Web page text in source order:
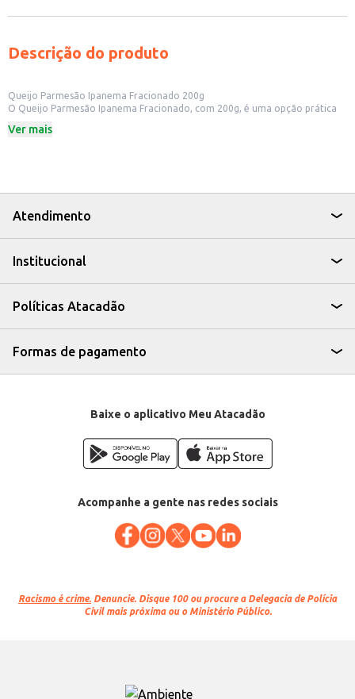
Descrição do produto
Queijo Parmesão Ipanema Fracionado 200g
O Queijo Parmesão Ipanema Fracionado, com 200g, é uma opção prática
para uso doméstico ou para estabelecimentos comerciais que buscam
Utilize em receitas como molhos, gratinados e tortas salgadas.
Uma adição saborosa para saladas e sanduíches.
Com o Queijo Parmesão Ipanema Fracionado, você tem a praticidade de
Ver mais
Atendimento
Institucional
Políticas Atacadão
Formas de pagamento
Baixe o aplicativo Meu Atacadão
Acompanhe a gente nas redes sociais
Racismo é crime. Denuncie. Disque 100 ou procure a Delegacia de Polícia
Civil mais próxima ou o Ministério Público.